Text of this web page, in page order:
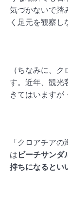
気づかないで踏
く足元を観察し
（ちなみに、
す。近年、観光
きてはいますが
「クロアチア
は ビーチサンダ
持ちになるとい